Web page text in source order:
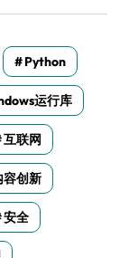
Python
运行库
互联网
容创新
安全